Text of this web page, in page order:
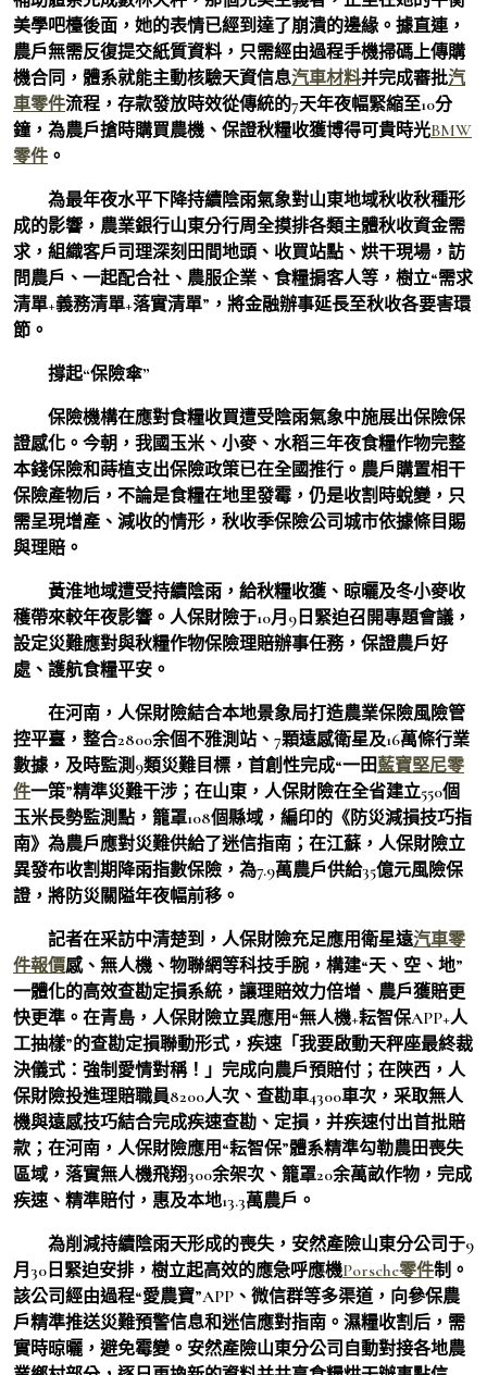
美學吧檯後面，她的表情已經到達了崩潰的邊緣。據直連，
農戶無需反復提交紙質資料，只需經由過程手機掃碼上傳購
機合同，體系就能主動核驗天資信息汽車材料并完成審批汽
車零件流程，存款發放時效從傳統的7天年夜幅緊縮至10分
鐘，為農戶搶時購買農機、保證秋糧收獲博得可貴時光BMW
零件 。
為最年夜水平下降持續陰雨氣象對山東地域秋收秋種形
成的影響，農業銀行山東分行周全摸排各類主體秋收資金需
求，組織客戶司理深刻田間地頭、收買站點、烘干現場，訪
問農戶、一起配合社、農服企業、食糧掮客人等，樹立“需求
清單+義務清單+落實清單”，將金融辦事延長至秋收各要害環
節。
撐起“保險傘”
保險機構在應對食糧收買遭受陰雨氣象中施展出保險保
證感化。今朝，我國玉米、小麥、水稻三年夜食糧作物完整
本錢保險和蒔植支出保險政策已在全國推行。農戶購置相干
保險產物后，不論是食糧在地里發霉，仍是收割時蛻變，只
需呈現增產、減收的情形，秋收季保險公司城市依據條目賜
與理賠。
黃淮地域遭受持續陰雨，給秋糧收獲、晾曬及冬小麥收
穫帶來較年夜影響。人保財險于10月9日緊迫召開專題會議，
設定災難應對與秋糧作物保險理賠辦事任務，保證農戶好
處、護航食糧平安。
在河南，人保財險結合本地景象局打造農業保險風險管
控平臺，整合2800余個不雅測站、7顆遠感衛星及16萬條行業
數據，及時監測9類災難目標，首創性完成“一田藍寶堅尼零
件一策”精準災難干涉；在山東，人保財險在全省建立550個
玉米長勢監測點，籠罩108個縣域，編印的《防災減損技巧指
南》為農戶應對災難供給了迷信指南；在江蘇，人保財險立
異發布收割期降雨指數保險，為7.9萬農戶供給35億元風險保
證，將防災關隘年夜幅前移。
記者在采訪中清楚到，人保財險充足應用衛星遠汽車零
件報價感、無人機、物聯網等科技手腕，構建“天、空、地”
一體化的高效查勘定損系統，讓理賠效力倍增、農戶獲賠更
快更準。在青島，人保財險立異應用“無人機+耘智保APP+人
工抽樣”的查勘定損聯動形式，疾速「我要啟動天秤座最終裁
決儀式：強制愛情對稱！」完成向農戶預賠付；在陜西，人
保財險投進理賠職員8200人次、查勘車4300車次，采取無人
機與遠感技巧結合完成疾速查勘、定損，并疾速付出首批賠
款；在河南，人保財險應用“耘智保”體系精準勾勒農田喪失
區域，落實無人機飛翔300余架次、籠罩20余萬畝作物，完成
疾速、精準賠付，惠及本地13.3萬農戶。
為削減持續陰雨天形成的喪失，安然產險山東分公司于9
月30日緊迫安排，樹立起高效的應急呼應機Porsche零件制。
該公司經由過程“愛農寶”APP、微信群等多渠道，向參保農
戶精準推送災難預警信息和迷信應對指南。濕糧收割后，需
實時晾曬，避免霉變。安然產險山東分公司自動對接各地農